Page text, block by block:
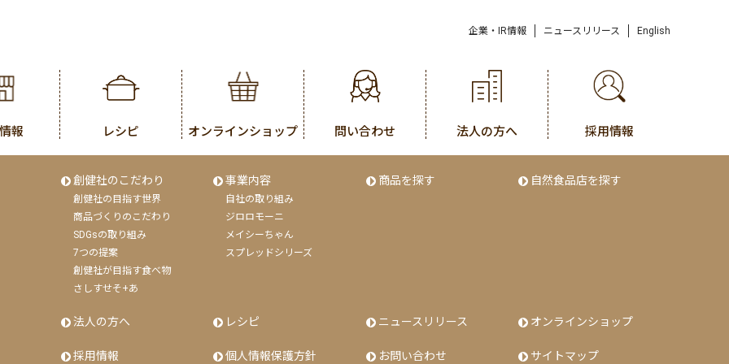
企業・IR情報 ニュースリリース English
報 レシピ オンラインショップ 問い合わせ 法人の方へ 採用情報
創健社のこだわり
創健社の目指す世界
商品づくりのこだわり
SDGsの取り組み
7つの提案
創健社が目指す食べ物
さしすせそ+あ
事業内容
自社の取り組み
ジロロモーニ
メイシーちゃん
スプレッドシリーズ
商品を探す 自然食品店を探す
法人の方へ レシピ ニュースリリース オンラインショップ
採用情報 個人情報保護方針 お問い合わせ サイトマップ